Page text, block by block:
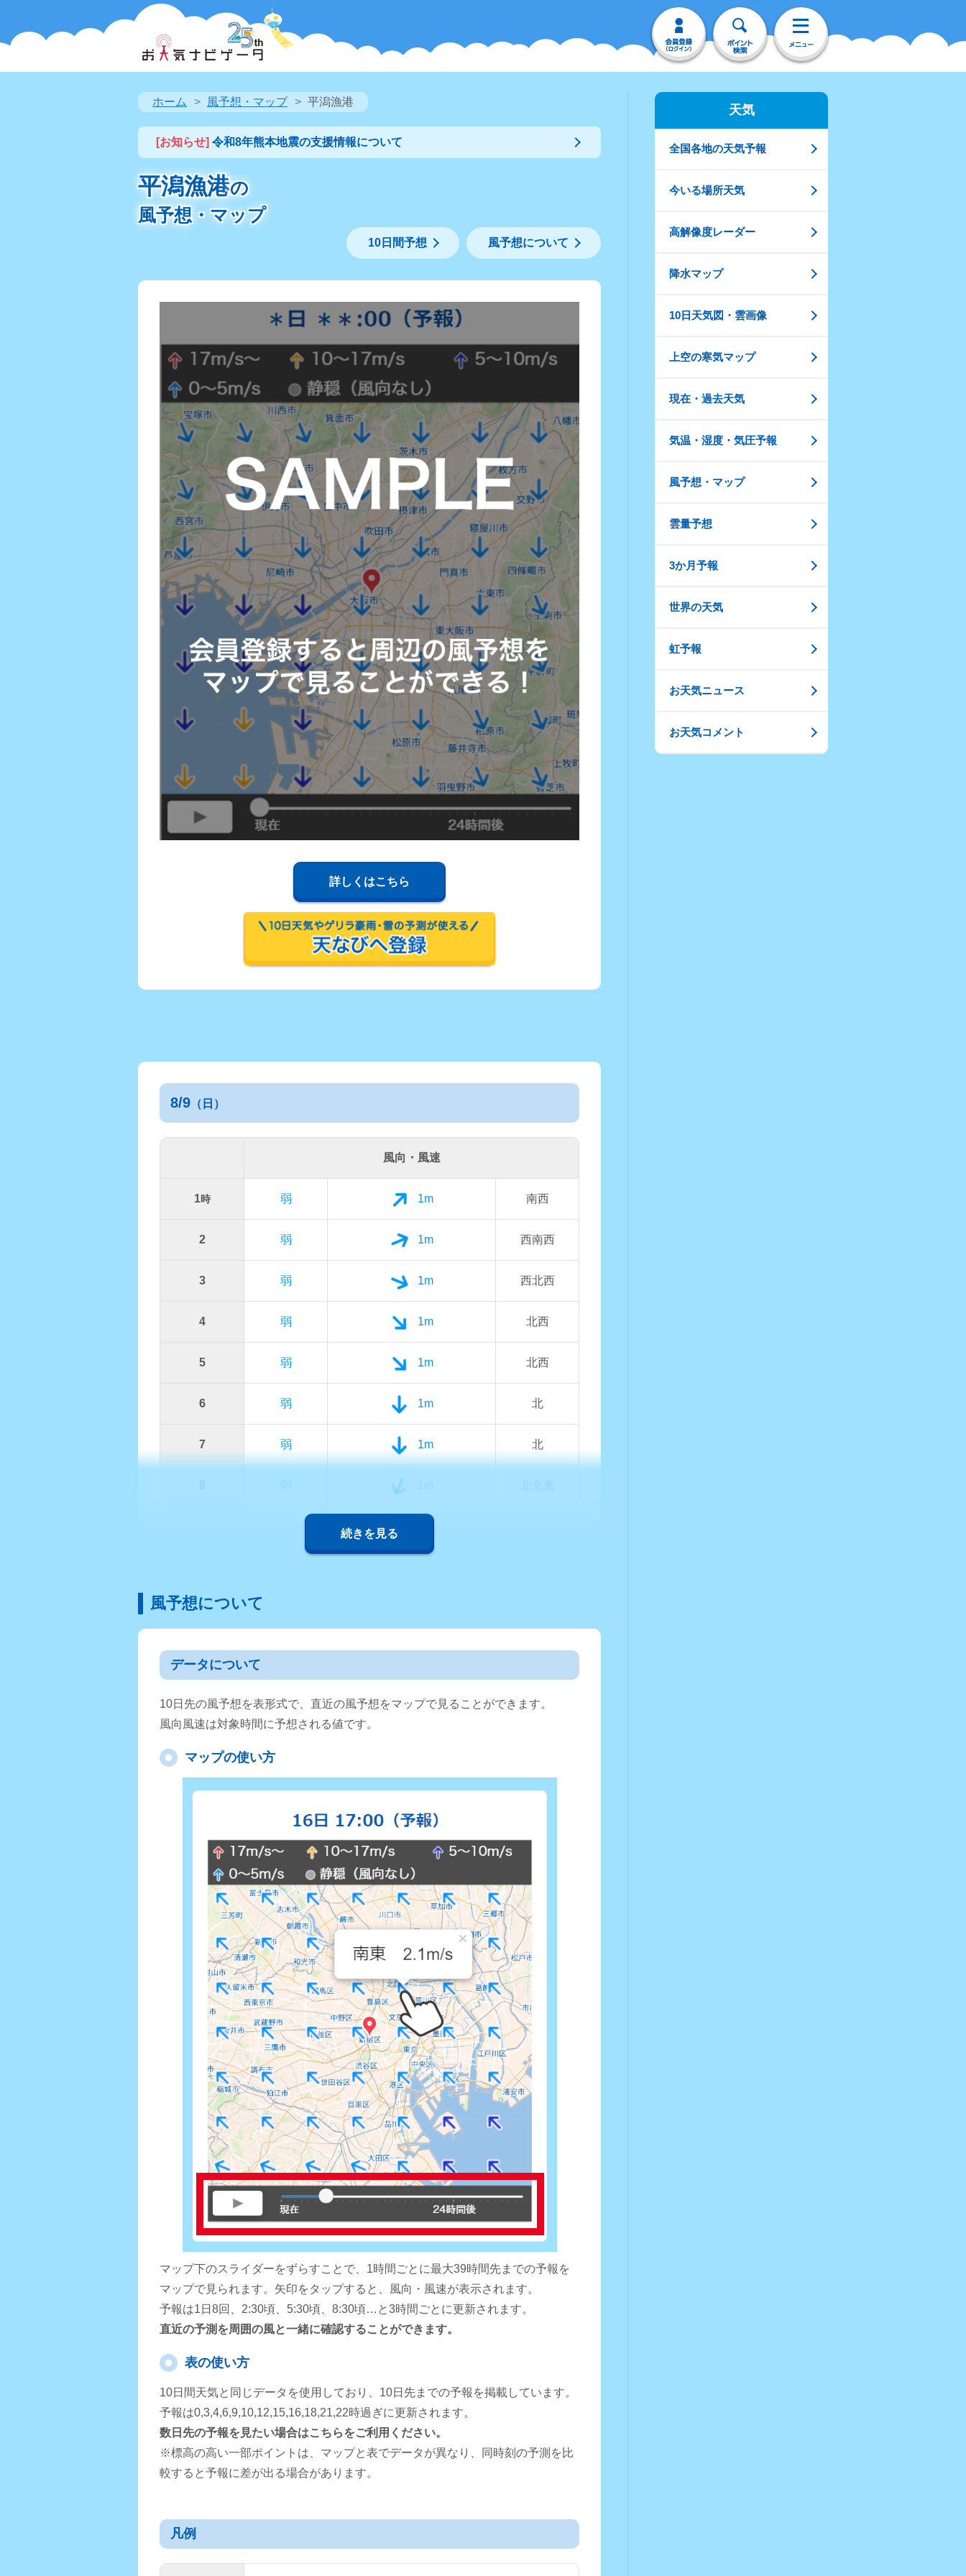
ホーム 風予想・マップ 平潟漁港
[お知らせ] 令和8年熊本地震の支援情報について
平潟漁港の
風予想・マップ
風予想について
10日間予想
詳しくはこちら
8/9 （日）
風向・風速
1時 弱 1m 南西
2 弱 1m 西南西
3 弱 1m 西北西
4 弱 1m 北西
5 弱 1m 北西
6 弱 1m 北
7 弱 1m 北
弱 1m
続きを見る
風予想について
データについて
10日先の風予想を表形式で、直近の風予想をマップで見ることができます。
風向風速は対象時間に予想される値です。
マップの使い方
マップ下のスライダーをずらすことで、1時間ごとに最大39時間先までの予報を
マップで見られます。矢印をタップすると、風向・風速が表示されます。
予報は1日8回、2:30頃、5:30頃、8:30頃…と3時間ごとに更新されます。
直近の予測を周囲の風と一緒に確認することができます。
表の使い方
10日間天気と同じデータを使用しており、10日先までの予報を掲載しています。
予報は0,3,4,6,9,10,12,15,16,18,21,22時過ぎに更新されます。
数日先の予報を見たい場合はこちらをご利用ください。
※標高の高い一部ポイントは、マップと表でデータが異なり、同時刻の予測を比
較すると予報に差が出る場合があります。
凡例
天気
全国各地の天気予報
今いる場所天気
高解像度レーダー
降水マップ
10日天気図・雲画像
上空の寒気マップ
現在・過去天気
気温・湿度・気圧予報
風予想・マップ
雲量予想
3か月予報
世界の天気
虹予報
お天気ニュース
お天気コメント